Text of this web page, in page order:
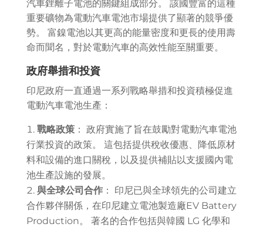
汽車鋰離子電池的關鍵組成部分。 該國豐富的這種
重要礦物為電動汽車電池市場提供了顯著的競爭優
勢。 富鎳電池以其更高的能量密度和更長的使用壽
命而聞名，對於電動汽車的高效性能至關重要。
政府舉措和投資
印尼政府一直通過一系列戰略舉措和投資積極促進
電動汽車電池生產：
戰略政策： 政府實施了旨在鼓勵對電動汽車電池
行業投資的政策。 這包括提供稅收優惠、降低原材
料和設備的進口關稅，以及提供補貼以支援國內電
池生產設施的發展。
與全球公司合作： 印尼已與全球領先的公司建立
合作夥伴關係，在印尼建立電池製造廠EV Battery
Production。 著名的合作包括與韓國 LG 化學和